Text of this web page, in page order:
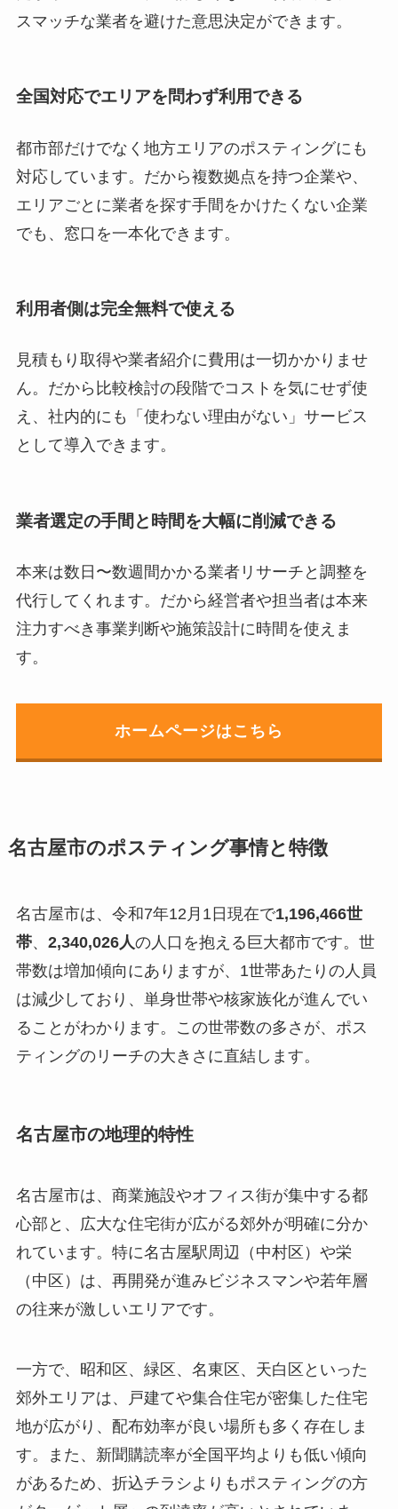
スマッチな業者を避けた意思決定ができます。
全国対応でエリアを問わず利用できる
都市部だけでなく地方エリアのポスティングにも
対応しています。だから複数拠点を持つ企業や、
エリアごとに業者を探す手間をかけたくない企業
でも、窓口を一本化できます。
利用者側は完全無料で使える
見積もり取得や業者紹介に費用は一切かかりませ
ん。だから比較検討の段階でコストを気にせず使
え、社内的にも「使わない理由がない」サービス
として導入できます。
業者選定の手間と時間を大幅に削減できる
本来は数日〜数週間かかる業者リサーチと調整を
代行してくれます。だから経営者や担当者は本来
注力すべき事業判断や施策設計に時間を使えま
す。
ホームページはこちら
名古屋市のポスティング事情と特徴
名古屋市は、令和7年12月1日現在で1,196,466世
帯、 2,340,026人の人口を抱える巨大都市です。世
帯数は増加傾向にありますが、1世帯あたりの人員
は減少しており、単身世帯や核家族化が進んでい
ることがわかります。この世帯数の多さが、ポス
ティングのリーチの大きさに直結します。
名古屋市の地理的特性
名古屋市は、商業施設やオフィス街が集中する都
心部と、広大な住宅街が広がる郊外が明確に分か
れています。特に名古屋駅周辺（中村区）や栄
（中区）は、再開発が進みビジネスマンや若年層
の往来が激しいエリアです。
一方で、昭和区、緑区、名東区、天白区といった
郊外エリアは、戸建てや集合住宅が密集した住宅
地が広がり、配布効率が良い場所も多く存在しま
す。また、新聞購読率が全国平均よりも低い傾向
があるため、折込チラシよりもポスティングの方